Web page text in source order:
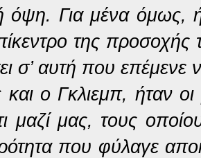
όψη. Για μένα όμως,
της
σ’ αυτή που επέμενε
ο Γκλιεμπ, ήταν
μαζί μας, τους
που φύλαγε